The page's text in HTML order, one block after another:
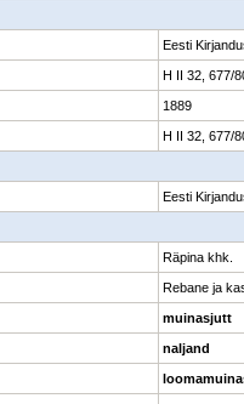
Eesti
H II 32, 677/
1889
H II 32, 677/
Eesti
Räpina khk.
Rebane ja
muinasjutt
naljand